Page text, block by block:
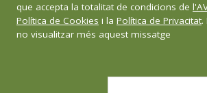
que accepta la totalitat de condicions de
Política de Cookies i la Política de Privacitat.
no visualitzar més aquest missatge